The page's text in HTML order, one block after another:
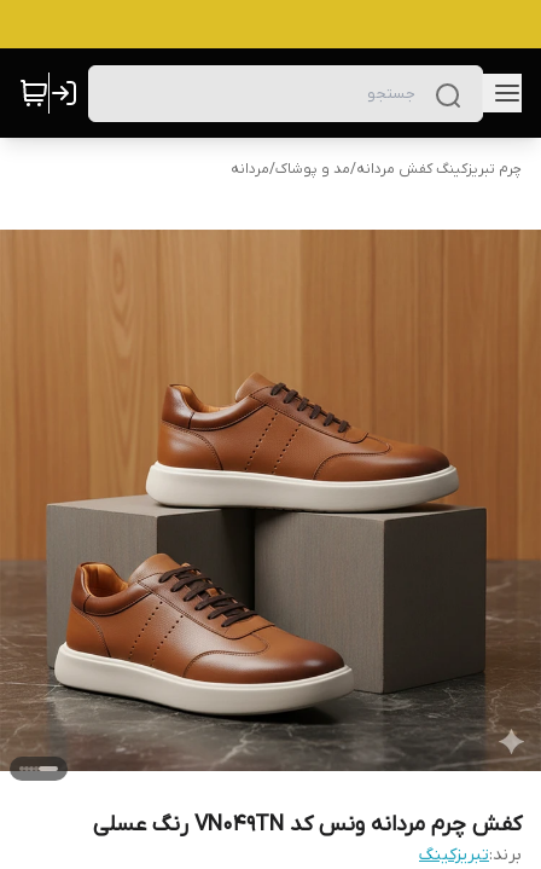
چرم تبریزکینگ کفش مردانه/مد و پوشاک/مردانه
کفش چرم مردانه ونس کد VN049TN رنگ عسلی
برند:تبریزکینگ